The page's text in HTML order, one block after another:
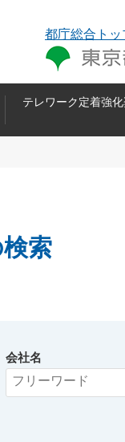
都庁総合トッ
テレワーク定着強
索
会社名